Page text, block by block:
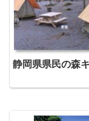
静岡県県民の森